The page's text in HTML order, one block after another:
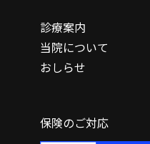
診療案内
当院について
おしらせ
保険のご対応